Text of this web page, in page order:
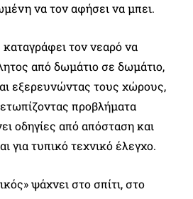
να τον αφήσει να μπει.
τον νεαρό να
από δωμάτιο σε δωμάτιο,
εξερευνώντας τους χώρους,
προβλήματα
οδηγίες από απόσταση και
για τυπικό τεχνικό έλεγχο.
ψάχνει στο σπίτι, στο